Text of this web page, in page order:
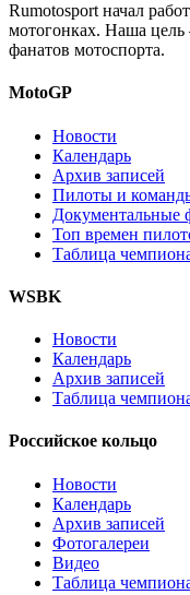
Rumotosport начал
мотогонках. Наша
фанатов мотоспорта.
MotoGP
Новости
Календарь
Архив записей
Пилоты и
Документальные
Топ времен
Таблица
WSBK
Новости
Календарь
Архив записей
Таблица
Российское кольцо
Новости
Календарь
Архив записей
Фотогалереи
Видео
Таблица